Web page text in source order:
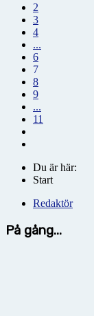
2
3
4
...
6
7
8
9
...
11
Du är här:
Start
Redaktör
På gång...